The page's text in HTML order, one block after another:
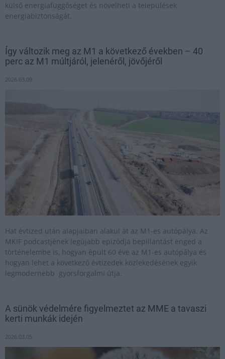
külső energiafüggőséget és növelheti a települések
energiabiztonságát.
Így változik meg az M1 a következő években – 40
perc az M1 múltjáról, jelenéről, jövőjéről
2026.03.09
Hat évtized után alapjaiban alakul át az M1-es autópálya. Az
MKIF podcastjének legújabb epizódja bepillantást enged a
történelembe is, hogyan épült 60 éve az M1-es autópálya és
hogyan lehet a következő évtizedek közlekedésének egyik
legmodernebb gyorsforgalmi útja.
A sünök védelmére figyelmeztet az MME a tavaszi
kerti munkák idején
2026.03.05